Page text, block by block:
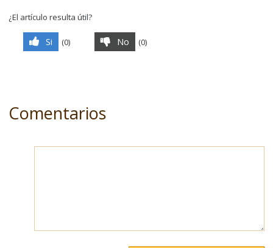
¿El artículo resulta útil?
Si (0) No (0)
Comentarios